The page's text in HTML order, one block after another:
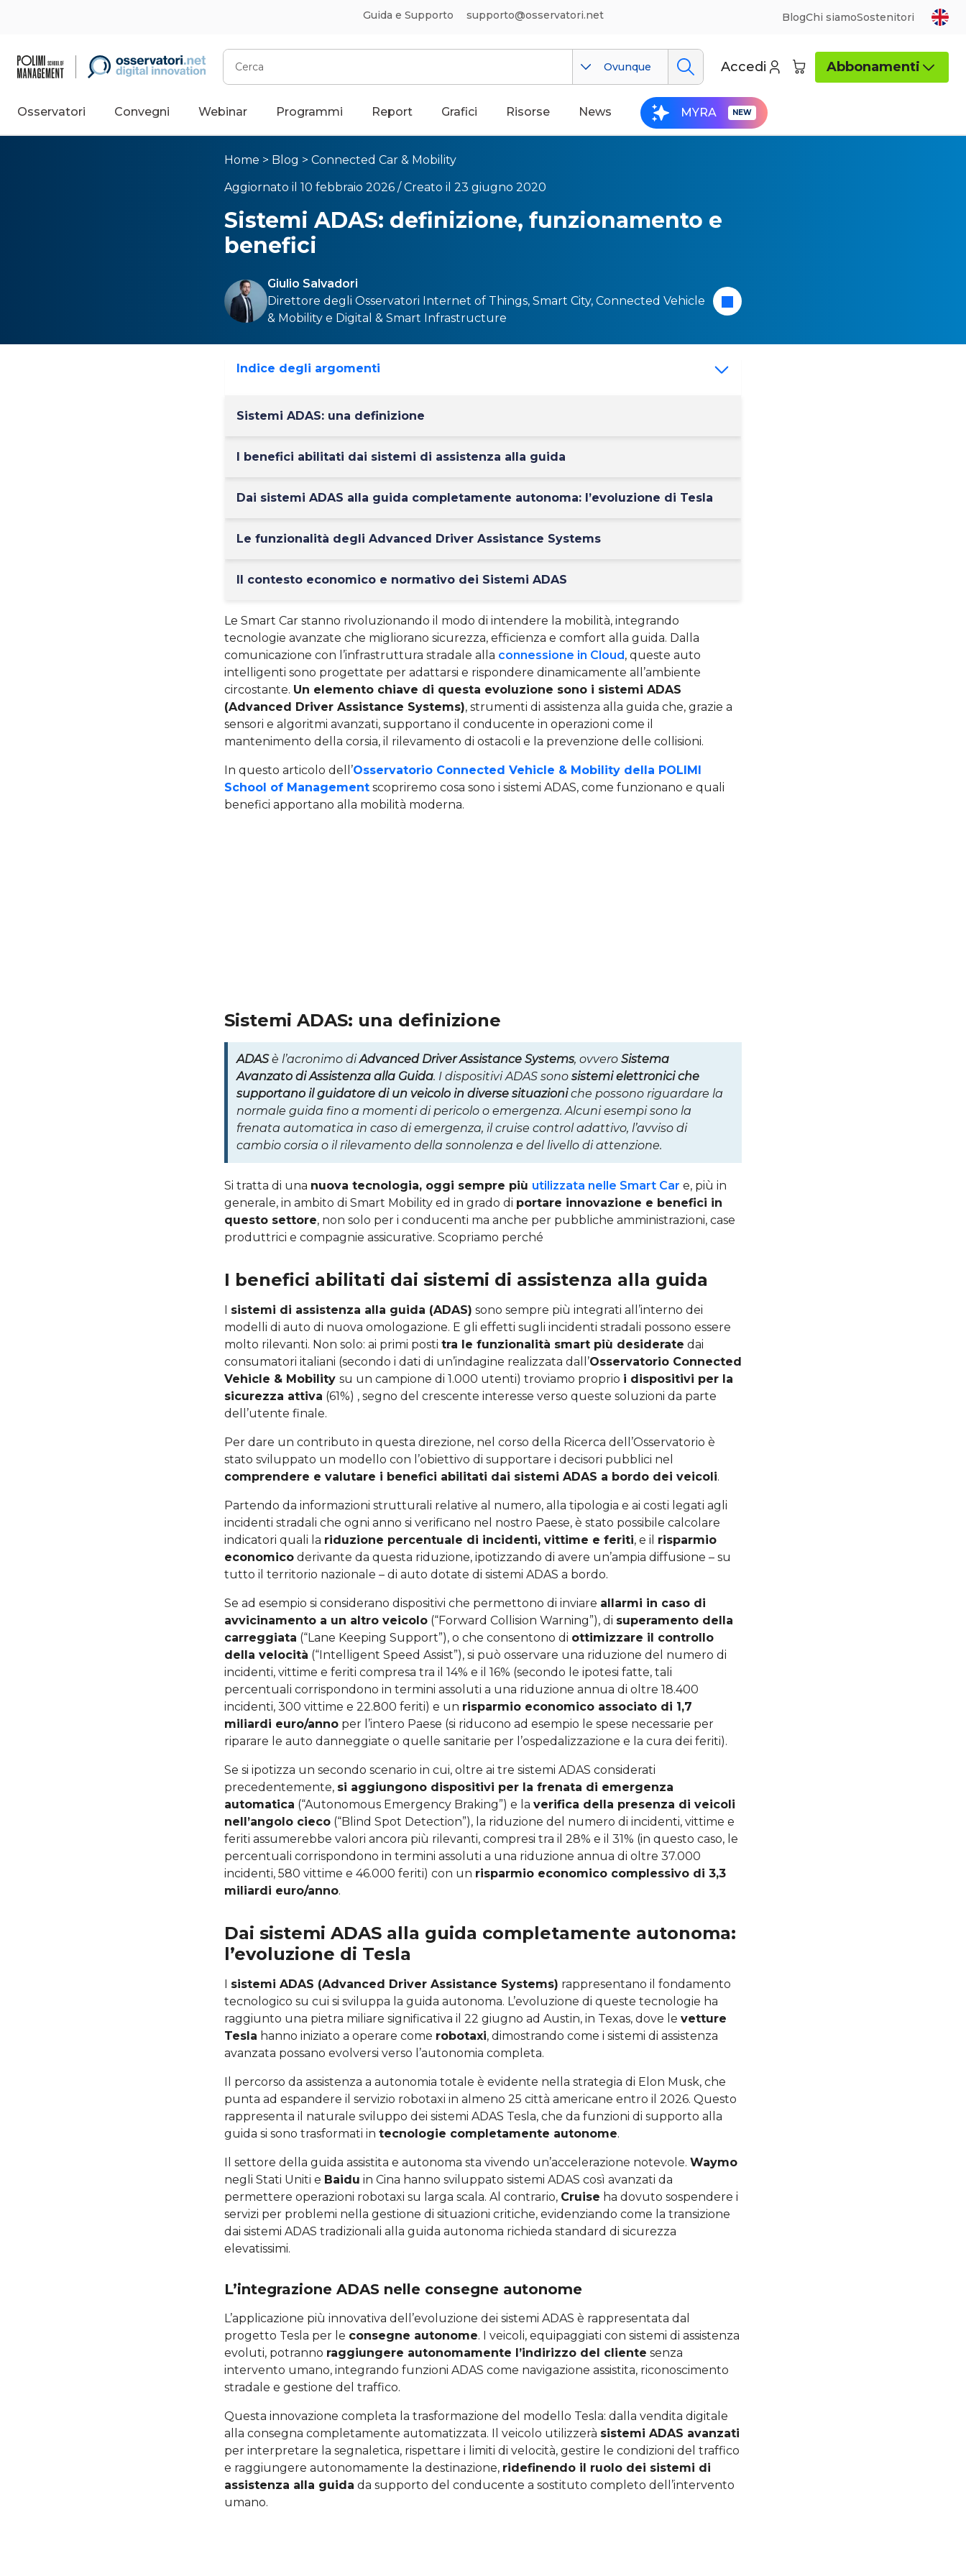
Guida e Supporto supporto@osservatori.net BlogChi siamoSostenitori
Cerca
Ovunque Accedi Abbonamenti
Osservatori Convegni Webinar Programmi Report Grafici Risorse News MYRA
Home > Blog > Connected Car & Mobility
Aggiornato il 10 febbraio 2026 / Creato il 23 giugno 2020
Sistemi ADAS: definizione, funzionamento e
benefici
Giulio Salvadori
Direttore degli Osservatori Internet of Things, Smart City, Connected Vehicle
& Mobility e Digital & Smart Infrastructure
Indice degli argomenti
Sistemi ADAS: una definizione
I benefici abilitati dai sistemi di assistenza alla guida
Dai sistemi ADAS alla guida completamente autonoma: l’evoluzione di Tesla
Le funzionalità degli Advanced Driver Assistance Systems
Il contesto economico e normativo dei Sistemi ADAS
Le Smart Car stanno rivoluzionando il modo di intendere la mobilità, integrando
tecnologie avanzate che migliorano sicurezza, efficienza e comfort alla guida. Dalla
comunicazione con l’infrastruttura stradale alla connessione in Cloud, queste auto
intelligenti sono progettate per adattarsi e rispondere dinamicamente all’ambiente
circostante. Un elemento chiave di questa evoluzione sono i sistemi ADAS
(Advanced Driver Assistance Systems), strumenti di assistenza alla guida che, grazie a
sensori e algoritmi avanzati, supportano il conducente in operazioni come il
mantenimento della corsia, il rilevamento di ostacoli e la prevenzione delle collisioni.
In questo articolo dell’Osservatorio Connected Vehicle & Mobility della POLIMI
School of Management scopriremo cosa sono i sistemi ADAS, come funzionano e quali
benefici apportano alla mobilità moderna.
Sistemi ADAS: una definizione
ADASè l’acronimo diAdvanced Driver Assistance Systems, ovvero Sistema
Avanzato di Assistenza alla Guida. I dispositivi ADAS sono sistemi elettronici che
supportano il guidatore di un veicolo in diverse situazioniche possono riguardare la
normale guida fino a momenti di pericolo o emergenza. Alcuni esempi sono la
frenata automatica in caso di emergenza, il cruise control adattivo, l’avviso di
cambio corsia o il rilevamento della sonnolenza e del livello di attenzione.
Si tratta di una nuova tecnologia, oggi sempre più utilizzata nelle Smart Car e, più in
generale, in ambito di Smart Mobility ed in grado di portare innovazione e benefici in
questo settore, non solo per i conducenti ma anche per pubbliche amministrazioni, case
produttrici e compagnie assicurative. Scopriamo perché
I benefici abilitati dai sistemi di assistenza alla guida
I sistemi di assistenza alla guida (ADAS) sono sempre più integrati all’interno dei
modelli di auto di nuova omologazione. E gli effetti sugli incidenti stradali possono essere
molto rilevanti. Non solo: ai primi posti tra le funzionalità smart più desiderate dai
consumatori italiani (secondo i dati di un’indagine realizzata dall’Osservatorio Connected
Vehicle & Mobility su un campione di 1.000 utenti) troviamo proprio i dispositivi per la
sicurezza attiva (61%) , segno del crescente interesse verso queste soluzioni da parte
dell’utente finale.
Per dare un contributo in questa direzione, nel corso della Ricerca dell’Osservatorio è
stato sviluppato un modello con l’obiettivo di supportare i decisori pubblici nel
comprendere e valutare i benefici abilitati dai sistemi ADAS a bordo dei veicoli.
Partendo da informazioni strutturali relative al numero, alla tipologia e ai costi legati agli
incidenti stradali che ogni anno si verificano nel nostro Paese, è stato possibile calcolare
indicatori quali la riduzione percentuale di incidenti, vittime e feriti, e il risparmio
economico derivante da questa riduzione, ipotizzando di avere un’ampia diffusione – su
tutto il territorio nazionale – di auto dotate di sistemi ADAS a bordo.
Se ad esempio si considerano dispositivi che permettono di inviare allarmi in caso di
avvicinamento a un altro veicolo (“Forward Collision Warning”), di superamento della
carreggiata (“Lane Keeping Support”), o che consentono di ottimizzare il controllo
della velocità (“Intelligent Speed Assist”), si può osservare una riduzione del numero di
incidenti, vittime e feriti compresa tra il 14% e il 16% (secondo le ipotesi fatte, tali
percentuali corrispondono in termini assoluti a una riduzione annua di oltre 18.400
incidenti, 300 vittime e 22.800 feriti) e un risparmio economico associato di 1,7
miliardi euro/anno per l’intero Paese (si riducono ad esempio le spese necessarie per
riparare le auto danneggiate o quelle sanitarie per l’ospedalizzazione e la cura dei feriti).
Se si ipotizza un secondo scenario in cui, oltre ai tre sistemi ADAS considerati
precedentemente, si aggiungono dispositivi per la frenata di emergenza
automatica (“Autonomous Emergency Braking”) e la verifica della presenza di veicoli
nell’angolo cieco (“Blind Spot Detection”), la riduzione del numero di incidenti, vittime e
feriti assumerebbe valori ancora più rilevanti, compresi tra il 28% e il 31% (in questo caso, le
percentuali corrispondono in termini assoluti a una riduzione annua di oltre 37.000
incidenti, 580 vittime e 46.000 feriti) con un risparmio economico complessivo di 3,3
miliardi euro/anno.
Dai sistemi ADAS alla guida completamente autonoma:
l’evoluzione di Tesla
I sistemi ADAS (Advanced Driver Assistance Systems) rappresentano il fondamento
tecnologico su cui si sviluppa la guida autonoma. L’evoluzione di queste tecnologie ha
raggiunto una pietra miliare significativa il 22 giugno ad Austin, in Texas, dove le vetture
Tesla hanno iniziato a operare come robotaxi, dimostrando come i sistemi di assistenza
avanzata possano evolversi verso l’autonomia completa.
Il percorso da assistenza a autonomia totale è evidente nella strategia di Elon Musk, che
punta ad espandere il servizio robotaxi in almeno 25 città americane entro il 2026. Questo
rappresenta il naturale sviluppo dei sistemi ADAS Tesla, che da funzioni di supporto alla
guida si sono trasformati in tecnologie completamente autonome.
Il settore della guida assistita e autonoma sta vivendo un’accelerazione notevole. Waymo
negli Stati Uniti e Baidu in Cina hanno sviluppato sistemi ADAS così avanzati da
permettere operazioni robotaxi su larga scala. Al contrario, Cruise ha dovuto sospendere i
servizi per problemi nella gestione di situazioni critiche, evidenziando come la transizione
dai sistemi ADAS tradizionali alla guida autonoma richieda standard di sicurezza
elevatissimi.
L’integrazione ADAS nelle consegne autonome
L’applicazione più innovativa dell’evoluzione dei sistemi ADAS è rappresentata dal
progetto Tesla per le consegne autonome. I veicoli, equipaggiati con sistemi di assistenza
evoluti, potranno raggiungere autonomamente l’indirizzo del cliente senza
intervento umano, integrando funzioni ADAS come navigazione assistita, riconoscimento
stradale e gestione del traffico.
Questa innovazione completa la trasformazione del modello Tesla: dalla vendita digitale
alla consegna completamente automatizzata. Il veicolo utilizzerà sistemi ADAS avanzati
per interpretare la segnaletica, rispettare i limiti di velocità, gestire le condizioni del traffico
e raggiungere autonomamente la destinazione, ridefinendo il ruolo dei sistemi di
assistenza alla guida da supporto del conducente a sostituto completo dell’intervento
umano.